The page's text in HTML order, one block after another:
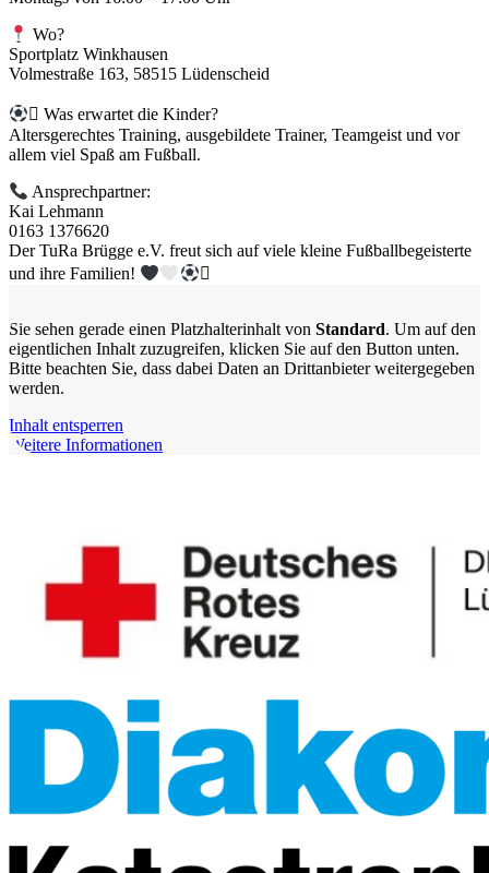
Wo?
Sportplatz Winkhausen
Volmestraße 163, 58515 Lüdenscheid
 Was erwartet die Kinder?
Altersgerechtes Training, ausgebildete Trainer, Teamgeist und vor
allem viel Spaß am Fußball.
Ansprechpartner:
Kai Lehmann
0163 1376620
Der TuRa Brügge e.V. freut sich auf viele kleine Fußballbegeisterte
und ihre Familien!

Sie sehen gerade einen Platzhalterinhalt von Standard. Um auf den
eigentlichen Inhalt zuzugreifen, klicken Sie auf den Button unten.
Bitte beachten Sie, dass dabei Daten an Drittanbieter weitergegeben
werden.
Inhalt entsperren
Weitere Informationen